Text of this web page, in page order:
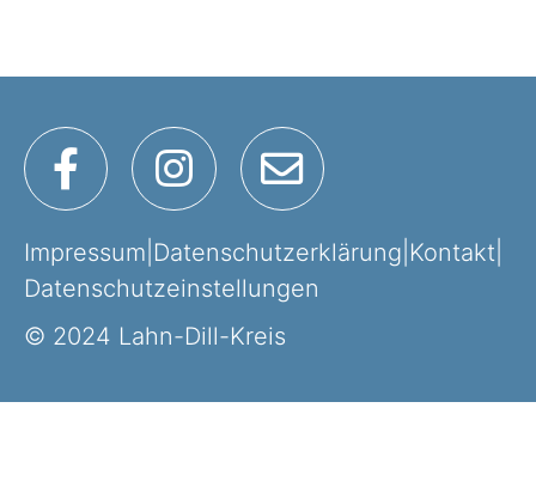
Recht & Ordnung
Wirtschaftsförderung
Veterinärwesen
Impressum Datenschutzerklärung Kontakt
Datenschutzeinstellungen
© 2024 Lahn-Dill-Kreis